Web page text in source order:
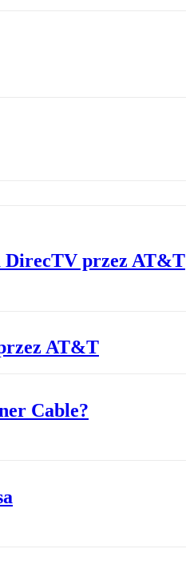
DirecTV przez AT&T
AT&T
Cable?